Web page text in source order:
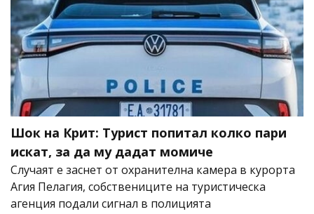
Шок на Крит: Турист попитал колко пари
искат, за да му дадат момиче
Случаят е заснет от охранителна камера в курорта
Агия Пелагия, собствениците на туристическа
агенция подали сигнал в полицията